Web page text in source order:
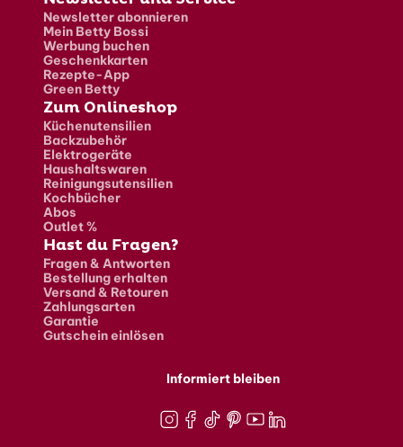
Newsletter abonnieren
Mein Betty Bossi
Werbung buchen
Geschenkkarten
Rezepte-App
Green Betty
Zum Onlineshop
Küchenutensilien
Backzubehör
Elektrogeräte
Haushaltswaren
Reinigungsutensilien
Kochbücher
Abos
Outlet %
Hast du Fragen?
Fragen & Antworten
Bestellung erhalten
Versand & Retouren
Zahlungsarten
Garantie
Gutschein einlösen
Informiert bleiben